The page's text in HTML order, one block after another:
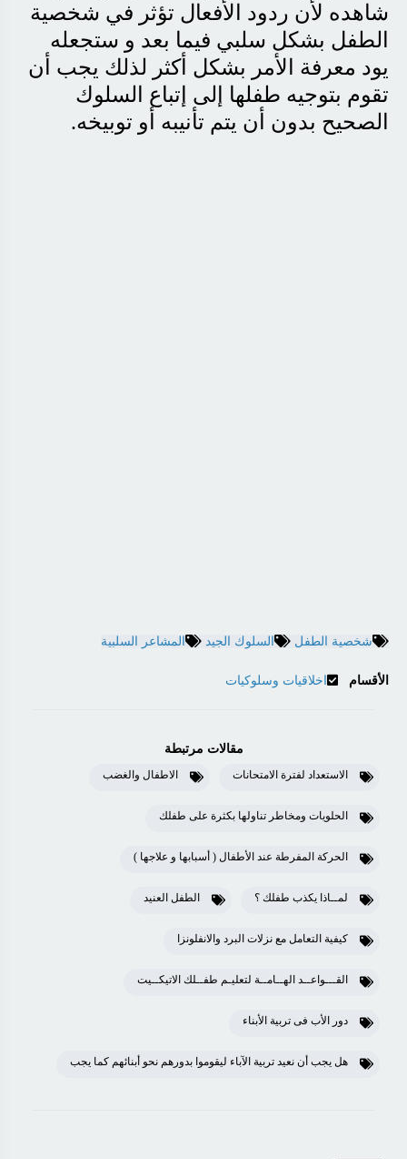
شاهده لأن ردود الأفعال تؤثر في شخصية
الطفل بشكل سلبي فيما بعد و ستجعله
يود معرفة الأمر بشكل أكثر لذلك يجب أن
تقوم بتوجيه طفلها إلى إتباع السلوك
الصحيح بدون أن يتم تأنيبه أو توبيخه.
شخصية الطفل السلوك الجيد المشاعر السلبية
الأقسام اخلاقيات وسلوكيات
مقالات مرتبطة
الاستعداد لفترة الامتحانات الاطفال والغضب
الحلويات ومخاطر تناولها بكثرة على طفلك
الحركة المفرطة عند الأطفال ( أسبابها و علاجها )
لمــاذا يكذب طفلك ؟ الطفل العنيد
كيفية التعامل مع نزلات البرد والانفلونزا
القـــواعــد الهــامــة لتعليـم طفــلك الاتيكــيت
دور الأب فى تربية الأبناء
هل يجب أن نعيد تربية الآباء ليقوموا بدورهم نحو أبنائهم كما يجب